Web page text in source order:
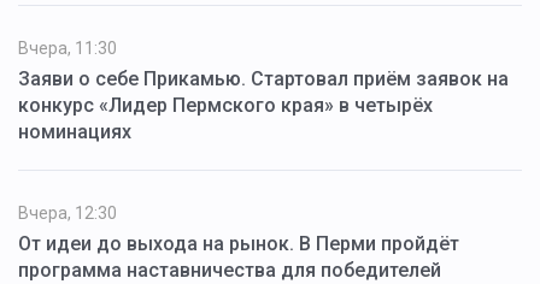
Вчера, 11:30
Заяви о себе Прикамью. Стартовал приём заявок на
конкурс «Лидер Пермского края» в четырёх
номинациях
Вчера, 12:30
От идеи до выхода на рынок. В Перми пройдёт
программа наставничества для победителей